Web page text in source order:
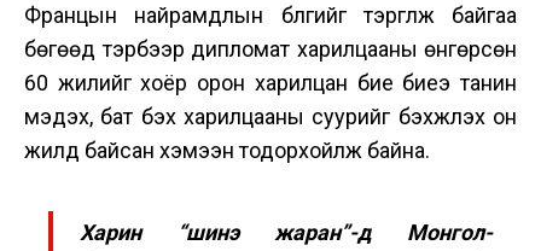
Францын найрамдлын бүлгийг тэргүүлж байгаа
бөгөөд тэрбээр дипломат харилцааны өнгөрсөн
60 жилийг хоёр орон харилцан бие биеэ танин
мэдэх, бат бэх харилцааны суурийг бэхжүүлэх он
жилүүд байсан хэмээн тодорхойлж байна.
Харин “шинэ жаран”-д Монгол-